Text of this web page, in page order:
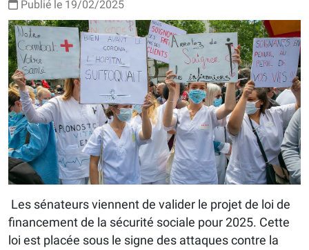
Publié le 19/02/2025
Les sénateurs viennent de valider le projet de loi de
financement de la sécurité sociale pour 2025. Cette
loi est placée sous le signe des attaques contre la